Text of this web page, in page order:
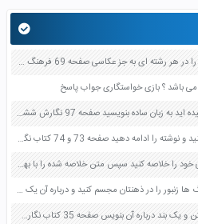
یکی از هنرمندان معاصر مورد علاقه خود را در هر رشته ای به جز عکاسی صفحه 69 فرهنگ و هنر نهم
باشد ؟ بازی خواستگاری جواب پاسخ
یکی از حکایت هایی را که تا به حال شنیده اید به زبان ساده بنویسید صفحه 97 نگارش ششم دبستان
یکی از متن های ناتمام زیر را انتخاب کنید و نوشته را ادامه دهید صفحه 73 و 74 کتاب نگارش فارسی پنجم دبستان
یکی از درس های مندرج در کتاب درسی خود را خلاصه کنید سپس متن خلاصه شده را با بهره گیری از روش های دسته بندی نمودار جدول نقشه مفهومی نشان دهید صفحه 118 نگارش یازدهم
یکی از صدا های آبشار به هم خوردن برگ ها زنبور را در ذهنتان مجسم کنید و درباره آن یک بند بنویسید صفحه 11 نگارش پنجم
یکی از دو موضوع را به دلخواه انتخاب کن و یک بند درباره آن بنویس صفحه 35 کتاب نگارش فارسی سوم